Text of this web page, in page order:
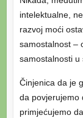
intelektualne,
razvoj moći
samostalnost –
samostalnosti u
Činjenica da je
da povjerujemo
primjećujemo